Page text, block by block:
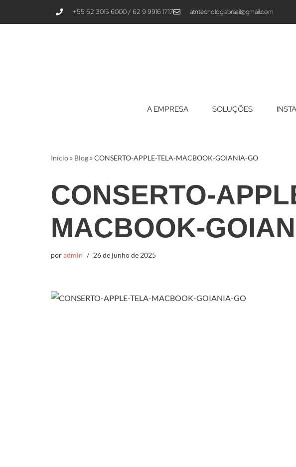
+55 62 3015 6000 / 62 9 9916 1717 atntecnologiabrasil@gmail.com
A EMPRESA SOLUÇÕES
Início » Blog »CONSERTO-APPLE-TELA-MACBOOK-GOIANIA-GO
CONSERTO-
MACBOOK-
poradmin 26 de junho de 2025